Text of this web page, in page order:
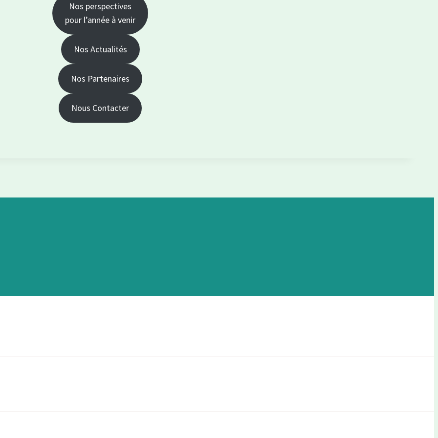
Nos perspectives
pour l’année à venir
Nos Actualités
Nos Partenaires
Nous Contacter